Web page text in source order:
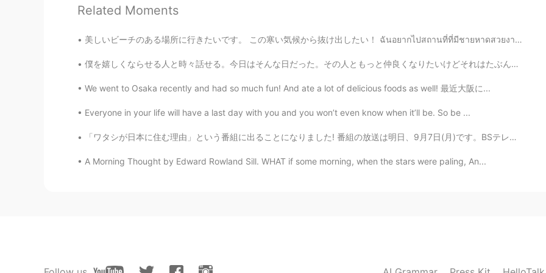
EN JP
Janじゃん 2020.09.11 02:32
🙂😊😊🙌🙌
EN JP
@Uno ありがとうございます。🙂😊😊 You probably climbed the mountain by now.
SHiHO 2020.09.10 23:09
Related Moments
美しいビーチのある場所に行きたいです。 この寒い気候から抜け出したい！ ฉันอยากไปสถานที่ที่มีชายหาดสวยงาม ฉันต้องการออกไปจากสภาพอา...
僕を嬉しくならせる人と時々話せる。今日はそんな日だった。その人ともっと仲良くなりたいけどそれはたぶん無理だと思う。友達こととか恋愛こととか僕が不安だ。やっぱり僕は皆から遠くにいる。今日は良い日だ...
We went to Osaka recently and had so much fun! And ate a lot of delicious foods as well! 最近大阪に...
Everyone in your life will have a last day with you and you won’t even know when it’ll be. So be ...
「ワタシが日本に住む理由」という番組に出ることになりました! 番組の放送は明日、9月7日(月)です。BSテレビ東京、夜9時からスタート! 全国放送なので、暇ならどうぞみてください。 あまり期待...
A Morning Thought by Edward Rowland Sill. WHAT if some morning, when the stars were paling, An...